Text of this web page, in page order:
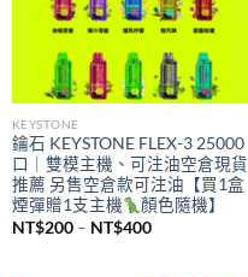
KEYSTONE
鑰石 KEYSTONE FLEX-3 25000
口｜雙模主機、可注油空倉現貨
推薦 另售空倉款可注油【買1盒
煙彈贈1支主機
顏色隨機】
NT$200 – NT$400價